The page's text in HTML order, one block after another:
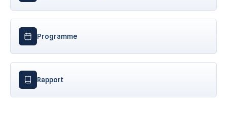
Programme
Rapport